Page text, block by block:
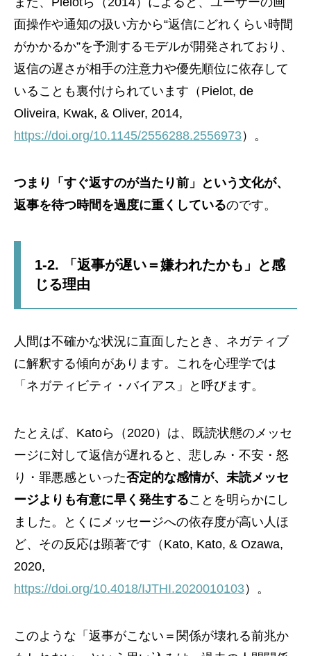
面操作や通知の扱い方から“返信にどれくらい時間
がかかるか”を予測するモデルが開発されており、
返信の遅さが相手の注意力や優先順位に依存して
いることも裏付けられています（Pielot, de
Oliveira, Kwak, & Oliver, 2014,
https://doi.org/10.1145/2556288.2556973）。
つまり「すぐ返すのが当たり前」という文化が、
返事を待つ時間を過度に重くしているのです。
1-2. 「返事が遅い＝嫌われたかも」と感
じる理由
人間は不確かな状況に直面したとき、ネガティブ
に解釈する傾向があります。これを心理学では
「ネガティビティ・バイアス」と呼びます。
たとえば、Katoら（2020）は、既読状態のメッセ
ージに対して返信が遅れると、悲しみ・不安・怒
り・罪悪感といった否定的な感情が、未読メッセ
ージよりも有意に早く発生することを明らかにし
ました。とくにメッセージへの依存度が高い人ほ
ど、その反応は顕著です（Kato, Kato, & Ozawa,
2020,
https://doi.org/10.4018/IJTHI.2020010103）。
このような「返事がこない＝関係が壊れる前兆か